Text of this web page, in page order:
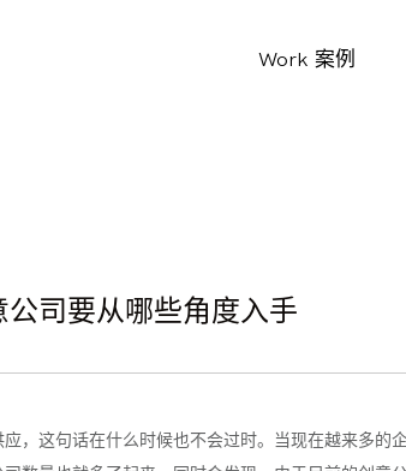
Work 案例
公司要从哪些角度入手
，这句话在什么时候也不会过时。当现在越来多的